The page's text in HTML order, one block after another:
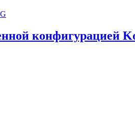
конфигурацией